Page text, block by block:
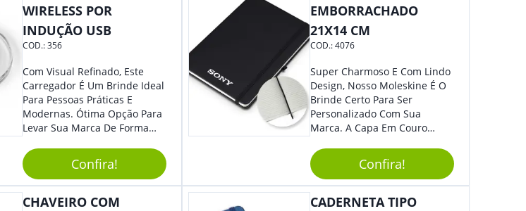
WIRELESS POR
INDUÇÃO USB
COD.:356
Com Visual Refinado, Este
Carregador É Um Brinde Ideal
Para Pessoas Práticas E
Modernas. Ótima Opção Para
Levar Sua Marca De Forma
Sua Empresa Em Eventos,
Reuniões Corporativas Ou Até
Mesmo Para Presentear
Colaboradores E Parceiros De
Confira!
EMBORRACHADO
21X14 CM
COD.:4076
Super Charmoso E Com Lindo
Design, Nosso Moleskine É O
Brinde Certo Para Ser
Personalizado Com Sua
Marca. A Capa Em Couro
Elástico Permite Maior
Segurança Ao Carregá-Lo.
Ofereça A Seus Clientes E
Colaboradores, Sem Dúvidas
Confira!
CHAVEIRO COM
CADERNETA TIPO